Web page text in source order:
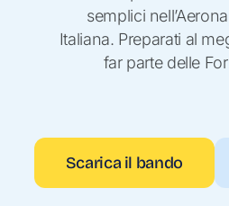
semplici
Italiana. Preparati al
far parte delle
Scarica il bando